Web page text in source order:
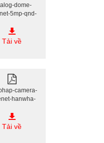
dome-
5mp-qnd-
Tải về
camera-
hanwha-
Tải về